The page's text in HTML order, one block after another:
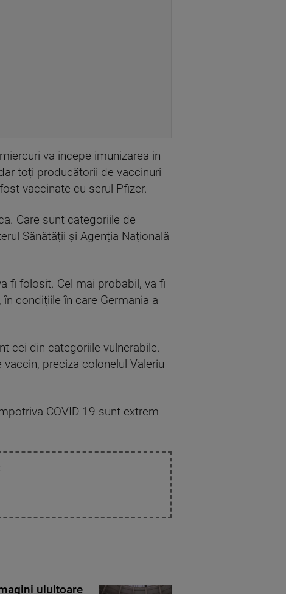
va incepe imunizarea in
toți producătorii de vaccinuri
vaccinate cu serul Pfizer.
Care sunt categoriile de
Sănătății și Agenția Națională
fi folosit. Cel mai probabil, va fi
condițiile în care Germania a
cei din categoriile vulnerabile.
preciza colonelul Valeriu
COVID-19 sunt extrem
uluitoare